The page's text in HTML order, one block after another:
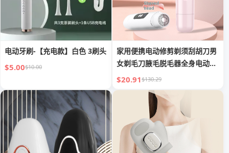
电动牙刷-【充电款】白色 3刷头
$5.00$10.00
家用便携电动修剪剃须刮胡刀男
女剃毛刀腋毛脱毛器全身电动刮
毛刀
$20.91$130.29